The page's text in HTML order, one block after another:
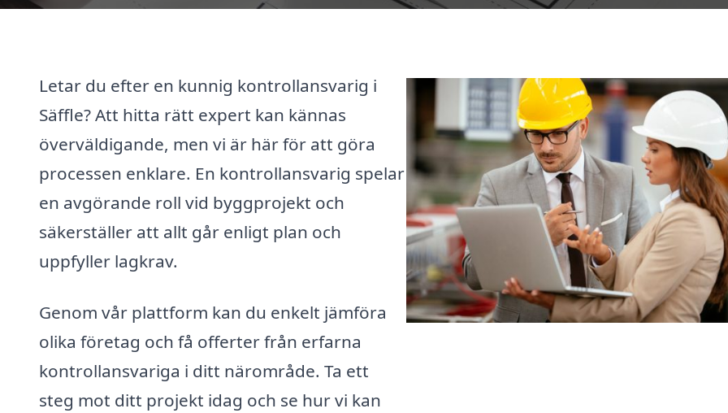
Letar du efter en kunnig kontrollansvarig i
Säffle? Att hitta rätt expert kan kännas
överväldigande, men vi är här för att göra
processen enklare. En kontrollansvarig spelar
en avgörande roll vid byggprojekt och
säkerställer att allt går enligt plan och
uppfyller lagkrav.
Genom vår plattform kan du enkelt jämföra
olika företag och få offerter från erfarna
kontrollansvariga i ditt närområde. Ta ett
steg mot ditt projekt idag och se hur vi kan